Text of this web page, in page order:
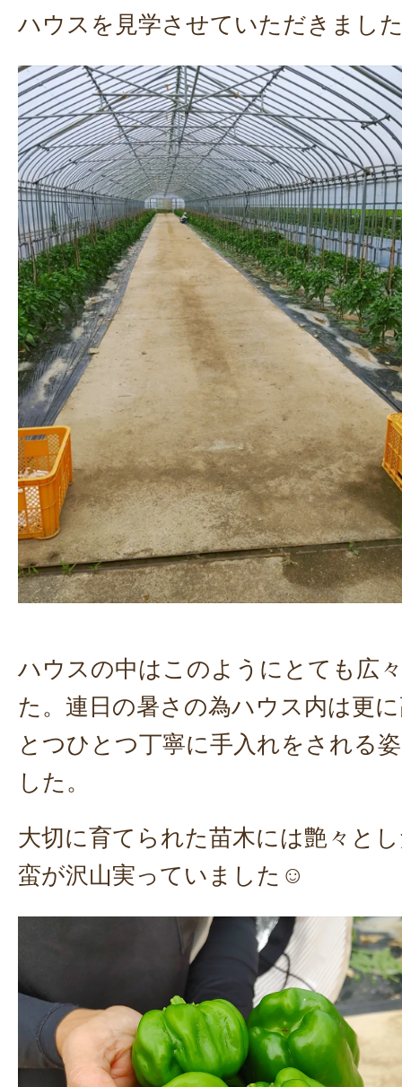
ハウスを見学させていただきまし
ハウスの中はこのようにとても広
た。連日の暑さの為ハウス内は更
とつひとつ丁寧に手入れをされる
した。
大切に育てられた苗木には艶々と
蛮が沢山実っていました☺